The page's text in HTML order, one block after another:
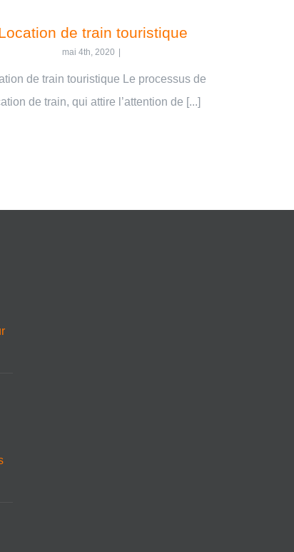
de train touristique
mai 4th, 2020 |
de train touristique Le processus de
de train, qui attire l’attention de [...]